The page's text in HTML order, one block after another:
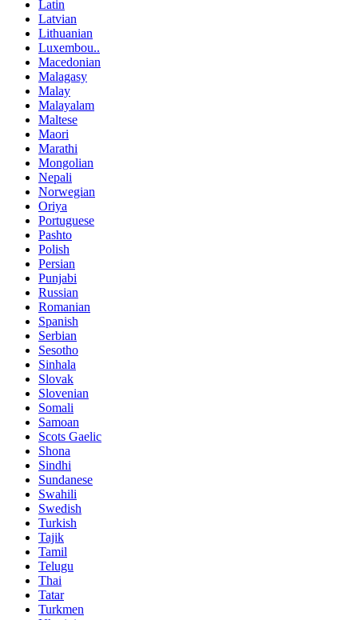
Latin
Latvian
Lithuanian
Luxembou..
Macedonian
Malagasy
Malay
Malayalam
Maltese
Maori
Marathi
Mongolian
Nepali
Norwegian
Oriya
Portuguese
Pashto
Polish
Persian
Punjabi
Russian
Romanian
Spanish
Serbian
Sesotho
Sinhala
Slovak
Slovenian
Somali
Samoan
Scots Gaelic
Shona
Sindhi
Sundanese
Swahili
Swedish
Turkish
Tajik
Tamil
Telugu
Thai
Tatar
Turkmen